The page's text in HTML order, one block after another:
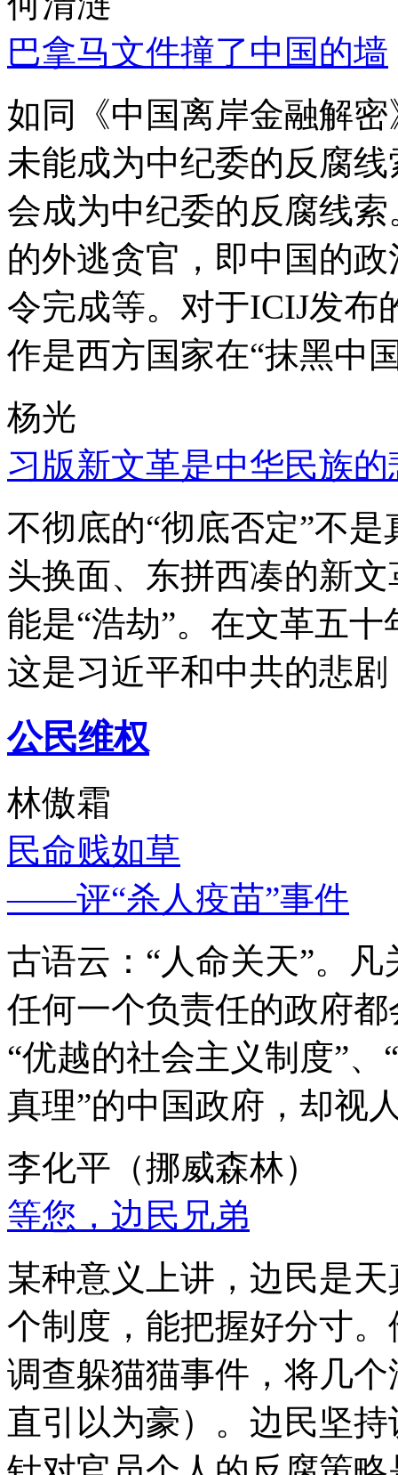
巴拿马文件撞了中国的墙
如同《中国离岸金融解
未能成为中纪委的反腐
会成为中纪委的反腐线
的外逃贪官，即中国的
令完成等。对于ICIJ发布
作是西方国家在“抹黑中
杨光
习版新文革是中华民族的
不彻底的“彻底否定”不
头换面、东拼西凑的新
能是“浩劫”。在文革五
这是习近平和中共的悲
公民维权
林傲霜
民命贱如草
——评“杀人疫苗”事件
古语云：“人命关天”。
任何一个负责任的政府
“优越的社会主义制度”
真理”的中国政府，却视
李化平（挪威森林）
等您，边民兄弟
某种意义上讲，边民是
个制度，能把握好分寸
调查躲猫猫事件，将几
直引以为豪）。边民坚